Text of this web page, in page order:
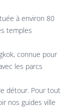
à environ 80
temples
connue pour
les parcs
détour. Pour tout
nos guides ville